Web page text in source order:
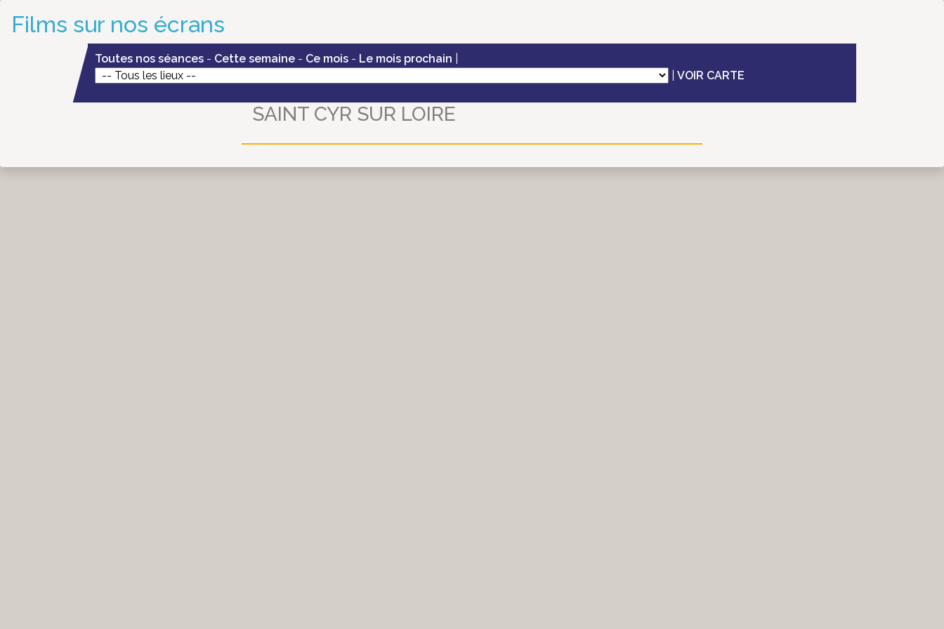
Films sur nos écrans
Toutes nos séances - Cette semaine - Ce mois - Le mois prochain
|VOIR CARTE
SAINT CYR SUR LOIRE